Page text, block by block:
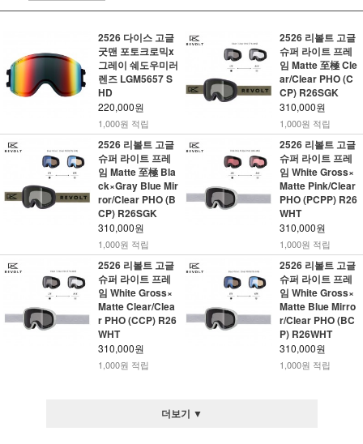
2526 다이스 고글
굿맨 포토크로믹x
그레이 쉐도우미러
렌즈 LGM5657 S
HD
220,000원
1,000원 적립
2526 리볼트 고글
슈퍼 라이트 프레
임 Matte 至極 Cle
ar/Clear PHO (C
CP) R26SGK
310,000원
1,000원 적립
2526 리볼트 고글
슈퍼 라이트 프레
임 Matte 至極 Bla
ck×Gray Blue Mir
ror/Clear PHO (B
CP) R26SGK
310,000원
1,000원 적립
2526 리볼트 고글
슈퍼 라이트 프레
임 White Gross×
Matte Pink/Clear
PHO (PCPP) R26
WHT
310,000원
1,000원 적립
2526 리볼트 고글
슈퍼 라이트 프레
임 White Gross×
Matte Clear/Clea
r PHO (CCP) R26
WHT
310,000원
1,000원 적립
2526 리볼트 고글
슈퍼 라이트 프레
임 White Gross×
Matte Blue Mirro
r/Clear PHO (BC
P) R26WHT
310,000원
1,000원 적립
더보기 ▼